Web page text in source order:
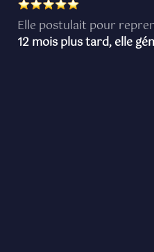
Elle postulait pour
12 mois plus tard, elle